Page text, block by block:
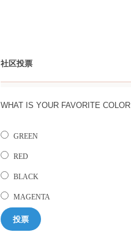
社区投票
WHAT IS YOUR FAVORITE COLOR
GREEN
RED
BLACK
MAGENTA
投票